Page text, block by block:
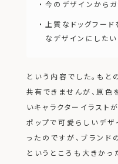
今のデザインから
上質なドッグフード
なデザインにしたい
という内容でした。も
共有できませんが、原色
いキャラクターイラスト
ポップで可愛らしいデザ
ったのですが、ブラン
というところも大きかっ